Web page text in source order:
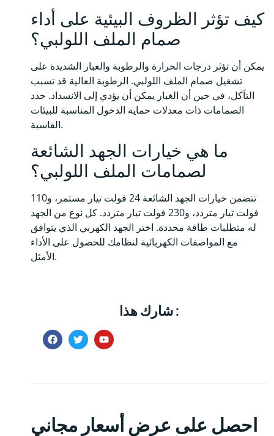
كيف تؤثر الظروف البيئية على أداء
صمام الملف اللولبي؟
يمكن أن تؤثر درجات الحرارة والرطوبة والغبار الشديدة على
تشغيل صمام الملف اللولبي. الرطوبة العالية قد تسبب
التآكل، في حين أن الغبار يمكن أن يؤدي إلى الانسداد. حدد
الصمامات ذات معدلات حماية الدخول المناسبة للبيئات
القاسية.
ما هي خيارات الجهد الشائعة
لصمامات الملف اللولبي؟
تتضمن خيارات الجهد الشائعة 24 فولت تيار مستمر، و110
فولت تيار متردد، و230 فولت تيار متردد. كل نوع من الجهد
له متطلبات طاقة محددة. اختر الجهد الكهربي الذي يتوافق
مع المواصفات الكهربائية لنظامك للحصول على الأداء
الأمثل.
شارك هذا :
احصل على عرض أسعار مجاني